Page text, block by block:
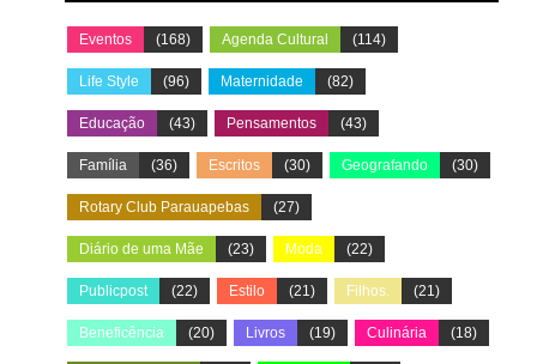
Eventos (168) Agenda Cultural (114)
Life Style (96) Maternidade (82)
Educação (43) Pensamentos (43)
Família (36) Escritos (30) Geografando (30)
Rotary Club Parauapebas (27)
Diário de uma Mãe (23) Moda (22)
Publicpost (22) Estilo (21) Filhos. (21)
Beneficência (20) Livros (19) Culinária (18)